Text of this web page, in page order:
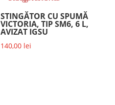
30,00 lei.
STINGĂTOR CU SPUMĂ
VICTORIA, TIP SM6, 6 L,
AVIZAT IGSU
140,00 lei